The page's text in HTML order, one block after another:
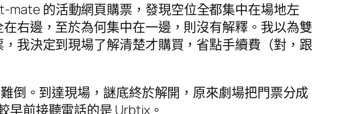
mate 的活動網頁購票，發現空位全都集中在場地左
右邊，至於為何集中在一邊，則沒有解釋。我以為雙
我決定到現場了解清楚才購買，省點手續費（對，跟
倒。到達現場，謎底終於解開，原來劇場把門票分成
前接聽電話的是 Urbtix。